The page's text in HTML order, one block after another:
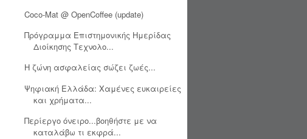
Coco-Mat @ OpenCoffee (update)
Πρόγραμμα Επιστημονικής Ημερίδας
Διοίκησης Τεχνολο...
Η ζώνη ασφαλείας σώζει ζωές...
Ψηφιακή Ελλάδα: Χαμένες ευκαιρείες
και χρήματα...
Περίεργο όνειρο...βοηθήστε με να
καταλάβω τι εκφρά...